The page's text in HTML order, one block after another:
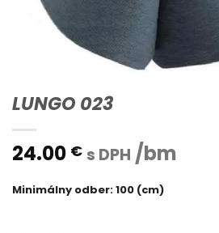
LUNGO 023
24.00 € s DPH /bm
Minimálny odber: 100 (cm)